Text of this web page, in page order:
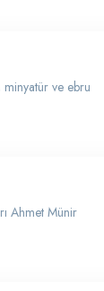
minyatür ve ebru
Ahmet Münir